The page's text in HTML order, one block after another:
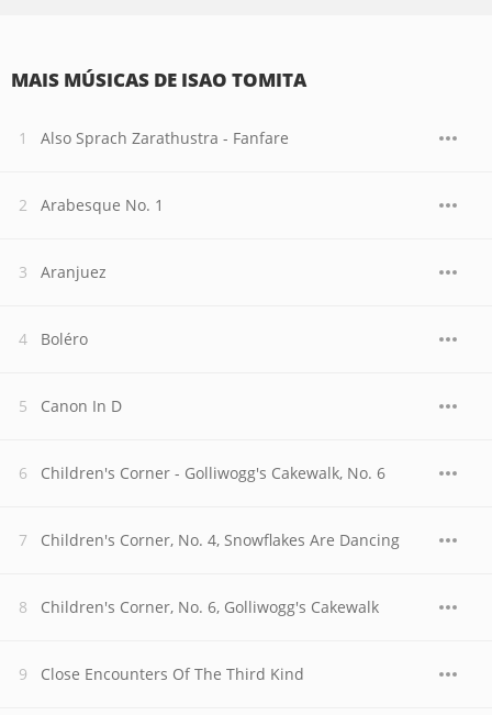
MAIS MÚSICAS DE ISAO TOMITA
Also Sprach Zarathustra - Fanfare
Arabesque No. 1
Aranjuez
Boléro
Canon In D
Children's Corner - Golliwogg's Cakewalk, No. 6
Children's Corner, No. 4, Snowflakes Are Dancing
Children's Corner, No. 6, Golliwogg's Cakewalk
Close Encounters Of The Third Kind